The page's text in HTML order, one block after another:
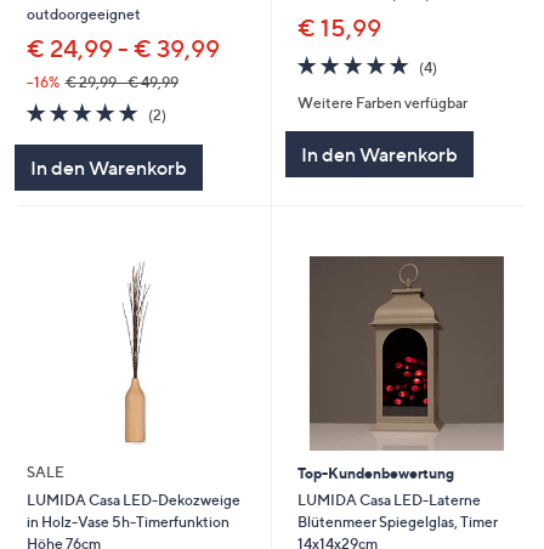
outdoorgeeignet
€ 24,99 - € 39,99
--16% € 29,99 - € 49,99
5.0
von
(2)2
In den Warenkorb
€ 15,99
5.0
von
5
(4)4
Weitere Farben verfügbar
In den Warenkorb
SALE
LUMIDA Casa LED-Dekozweige
in Holz-Vase 5h-Timerfunktion
Höhe 76cm
Top-Kundenbewertung
LUMIDA Casa LED-Laterne
Blütenmeer Spiegelglas, Timer
14x14x29cm